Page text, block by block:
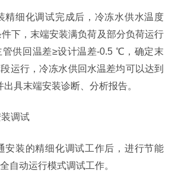
精细化调试完成后，冷冻水供水温度
下，末端安装满负荷及部分负荷运行
管供回温差≥设计温差-0.5 ℃，确定末
运行，冷冻水供回水温差均可以达到
具末端安装诊断、分析报告。
调试
安装的精细化调试工作后，进行节能
自动运行模式调试工作。